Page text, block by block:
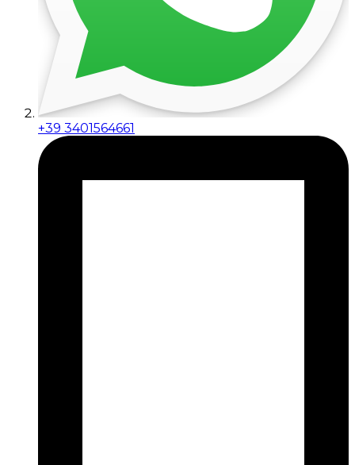
+39 3401564661